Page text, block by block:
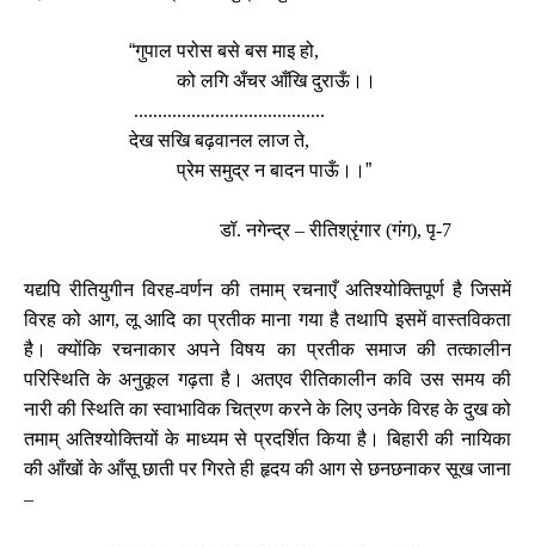
“गुपाल परोस बसे बस माइ हो,
को लगि अँचर आँखि दुराऊँ।।
........................................
देख सखि बढ़वानल लाज ते,
प्रेम समुद्र न बादन पाऊँ।। ”
डॉ. नगेन्द्र – रीतिश्रृंगार (गंग), पृ-7
यद्यपि रीतियुगीन विरह-वर्णन की तमाम् रचनाएँ अतिश्योक्तिपूर्ण है जिसमें
विरह को आग, लू आदि का प्रतीक माना गया है तथापि इसमें वास्तविकता
है। क्योंकि रचनाकार अपने विषय का प्रतीक समाज की तत्कालीन
परिस्थिति के अनुकूल गढ़ता है। अतएव रीतिकालीन कवि उस समय की
नारी की स्थिति का स्वाभाविक चित्रण करने के लिए उनके विरह के दुख को
तमाम् अतिश्योक्तियों के माध्यम से प्रदर्शित किया है। बिहारी की नायिका
की आँखों के आँसू छाती पर गिरते ही हृदय की आग से छनछनाकर सूख जाना
–